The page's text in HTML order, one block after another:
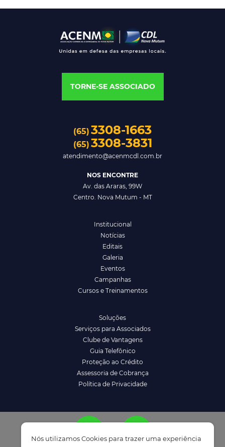
Nós utilizamos Cookies para trazer uma experiência
TORNE-SE ASSOCIADO
(65) 3308-1663
(65) 3308-3831
atendimento@acenmcdl.com.br
NOS ENCONTRE
Av. das Araras, 99W
Centro. Nova Mutum - MT
Institucional
Notícias
Editais
Galeria
Eventos
Campanhas
Cursos e Treinamentos
Soluções
Serviços para Associados
Clube de Vantagens
Guia Telefônico
Proteção ao Crédito
Assessoria de Cobrança
Política de Privacidade